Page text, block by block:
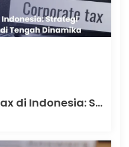
Corporate Income Tax di Indonesia: Strategi Kepatuhan Pajak Badan di Tengah Dinamika Regulasi